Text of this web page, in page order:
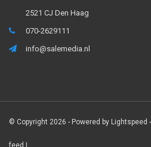
2521 CJ Den Haag
070-2629111
info@salemedia.nl
© Copyright 2026 - Powered by Lightspeed
feed |